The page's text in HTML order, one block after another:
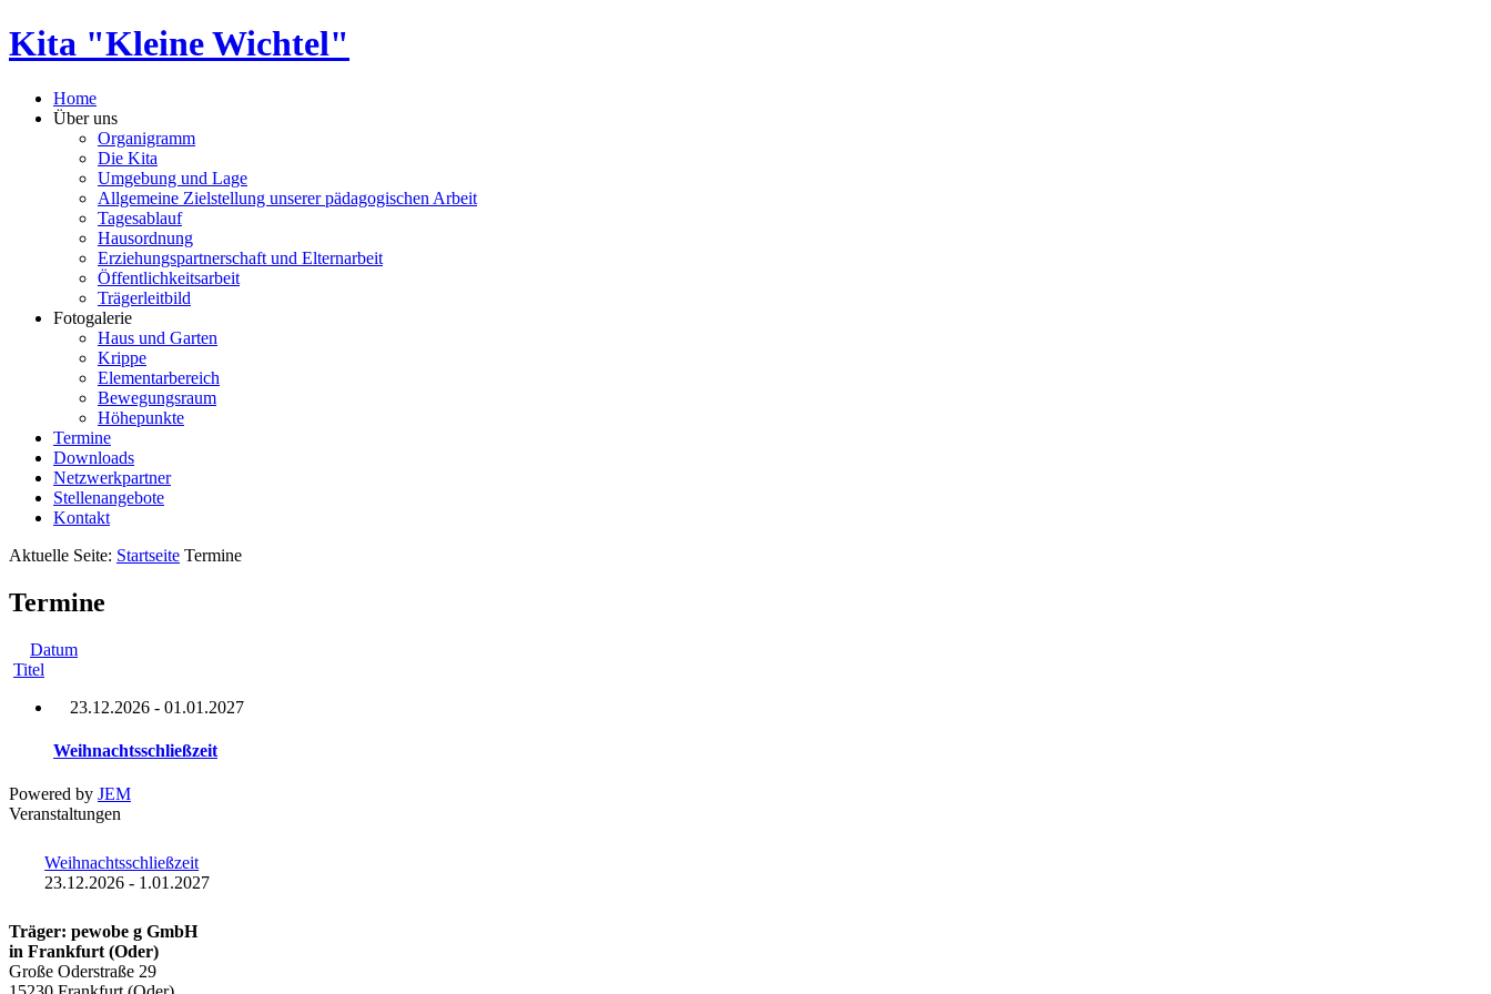
Kita "Kleine Wichtel"
Home
Über uns
Organigramm
Die Kita
Umgebung und Lage
Allgemeine Zielstellung unserer pädagogischen Arbeit
Tagesablauf
Hausordnung
Erziehungspartnerschaft und Elternarbeit
Öffentlichkeitsarbeit
Trägerleitbild
Fotogalerie
Haus und Garten
Krippe
Elementarbereich
Bewegungsraum
Höhepunkte
Termine
Downloads
Netzwerkpartner
Stellenangebote
Kontakt
Aktuelle Seite: Startseite Termine
Termine
Datum
Titel
23.12.2026 - 01.01.2027
Weihnachtsschließzeit
Powered by JEM
Veranstaltungen
Weihnachtsschließzeit
23.12.2026 - 1.01.2027
Träger: pewobe g GmbH
in Frankfurt (Oder)
Große Oderstraße 29